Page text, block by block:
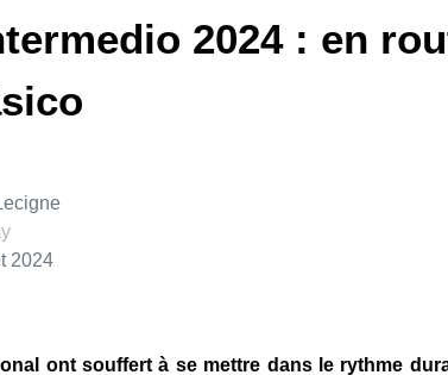
2024 : en
2024
ont souffert à se mettre dans le rythme